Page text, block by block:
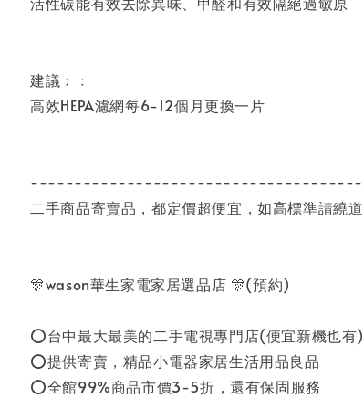
建議﹕﹕
高效HEPA濾網每6-12個月更換一片
二手商品寄賣品，都定價超便宜，如高標準請繞
🎊wason華生家電家居選品店 🎊(預約)
⭕台中最大最美的二手電視專門店(便宜新機也有)
⭕提供寄賣，精品小電器家居生活用品良品
⭕全館99%商品市價3-5折，還有保固服務